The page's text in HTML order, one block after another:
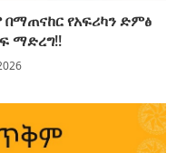
የአፍሪካን ድምፅ
ማድረግ!!